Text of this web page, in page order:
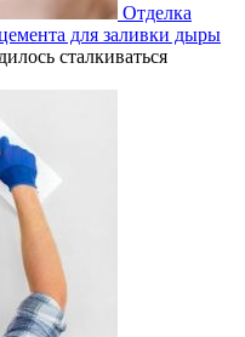
Отделка
для заливки дыры
сталкиваться